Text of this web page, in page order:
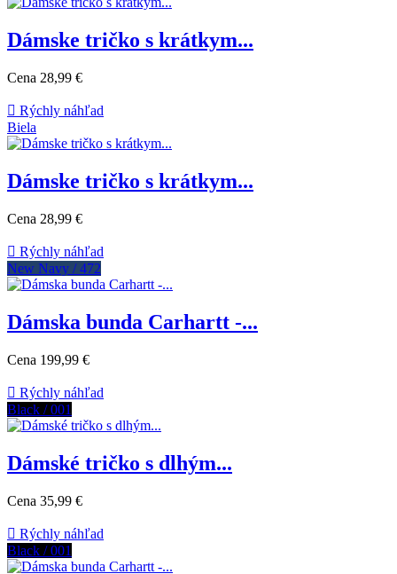
Dámske tričko s krátkym...
Cena 28,99 €
 Rýchly náhľad
Biela
Dámske tričko s krátkym...
Cena 28,99 €
 Rýchly náhľad
New Navy / 472
Dámska bunda Carhartt -...
Cena 199,99 €
 Rýchly náhľad
Black / 001
Dámské tričko s dlhým...
Cena 35,99 €
 Rýchly náhľad
Black / 001